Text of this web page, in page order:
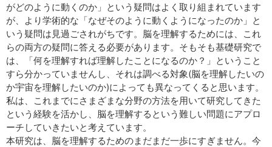
がどのように動くのか」という疑問はよく取り組まれています
が、より学術的な「なぜそのように動くようになったのか」と
いう疑問は見過ごされがちです。脳を理解するためには、これ
らの両方の疑問に答える必要があります。そもそも基礎研究で
は、「何を理解すれば理解したことになるのか？」ということ
すら分かっていませんし、それは調べる対象(脳を理解したいの
か宇宙を理解したいのか)によっても異なってくると思います。
私は、これまでにさまざまな分野の方法を用いて研究してきた
という経験を活かし、脳を理解するという難しい問題にアプロ
ーチしていきたいと考えています。
本研究は、脳を理解するためのまだまだ一歩にすぎません。今